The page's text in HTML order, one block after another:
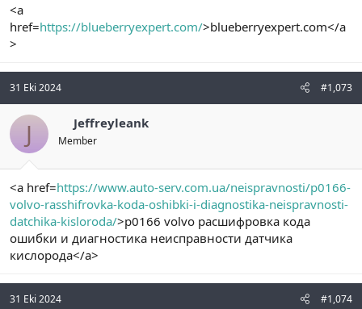
<a
href=https://blueberryexpert.com/>blueberryexpert.com</a
>
31 Eki 2024 #1,073
J Jeffreyleank
Member
<a href=https://www.auto-serv.com.ua/neispravnosti/p0166-
volvo-rasshifrovka-koda-oshibki-i-diagnostika-neispravnosti-
datchika-kisloroda/>p0166 volvo расшифровка кода
ошибки и диагностика неисправности датчика
кислорода</a>
31 Eki 2024 #1,074